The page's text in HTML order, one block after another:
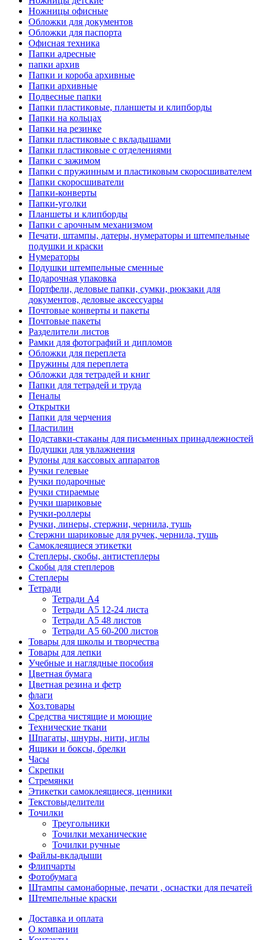
Ножницы офисные
Обложки для документов
Обложки для паспорта
Офисная техника
Папки адресные
папки архив
Папки и короба архивные
Папки архивные
Подвесные папки
Папки пластиковые, планшеты и клипборды
Папки на кольцах
Папки на резинке
Папки пластиковые с вкладышами
Папки пластиковые с отделениями
Папки с зажимом
Папки с пружинным и пластиковым скоросшивателем
Папки скоросшиватели
Папки-конверты
Папки-уголки
Планшеты и клипборды
Папки с арочным механизмом
Печати, штампы, датеры, нумераторы и штемпельные
подушки и краски
Нумераторы
Подушки штемпельные сменные
Подарочная упаковка
Портфели, деловые папки, сумки, рюкзаки для
документов, деловые аксессуары
Почтовые конверты и пакеты
Почтовые пакеты
Разделители листов
Рамки для фотографий и дипломов
Обложки для переплета
Пружины для переплета
Обложки для тетрадей и книг
Папки для тетрадей и труда
Пеналы
Открытки
Папки для черчения
Пластилин
Подставки-стаканы для письменных принадлежностей
Подушки для увлажнения
Рулоны для кассовых аппаратов
Ручки гелевые
Ручки подарочные
Ручки стираемые
Ручки шариковые
Ручки-роллеры
Ручки, линеры, стержни, чернила, тушь
Стержни шариковые для ручек, чернила, тушь
Самоклеящиеся этикетки
Степлеры, скобы, антистеплеры
Скобы для степлеров
Степлеры
Тетради
Тетради А4
Тетради А5 12-24 листа
Тетради А5 48 листов
Тетради А5 60-200 листов
Товары для школы и творчества
Товары для лепки
Учебные и наглядные пособия
Цветная бумага
Цветная резина и фетр
флаги
Хоз.товары
Средства чистящие и моющие
Технические ткани
Шпагаты, шнуры, нити, иглы
Ящики и боксы, брелки
Часы
Скрепки
Стремянки
Этикетки самоклеящиеся, ценники
Текстовыделители
Точилки
Треугольники
Точилки механические
Точилки ручные
Файлы-вкладыши
Флипчарты
Фотобумага
Штампы самонаборные, печати , оснастки для печатей
Штемпельные краски
Доставка и оплата
О компании